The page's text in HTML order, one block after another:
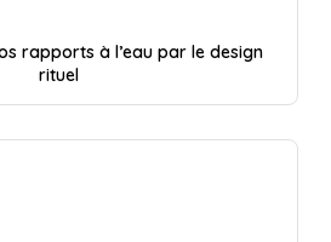
rapports à l’eau par le design
rituel